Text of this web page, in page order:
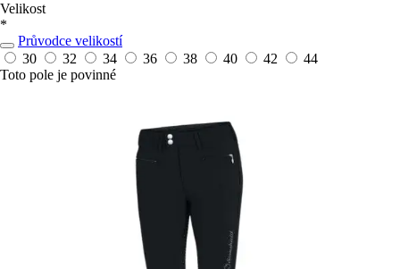
Velikost
*
Průvodce velikostí
30
32 34 36 38 40 42
44
Toto pole je povinné